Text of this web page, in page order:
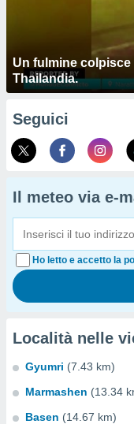
Un fulmine colpisce
Thailandia.
Seguici
Il meteo via e-
Ho letto e accetto la
Località nelle
Gyumri (7.43 km)
Marmashen (13.34
Basen (14.67 km)